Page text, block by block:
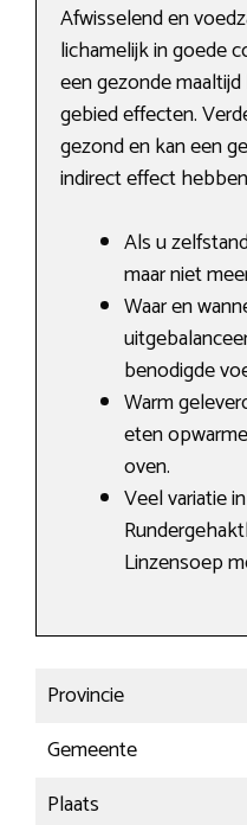
Afwisselend en
lichamelijk in goede
een gezonde
gebied effecten.
gezond en kan een
indirect effect
Als u
maar niet
Waar en
benodigde
Warm
eten
oven.
Veel variatie
Linzensoep
Provincie
Gemeente
Plaats